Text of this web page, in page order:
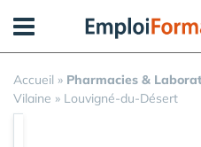
Accueil » Pharmacies &
Vilaine » Louvigné-du-Désert